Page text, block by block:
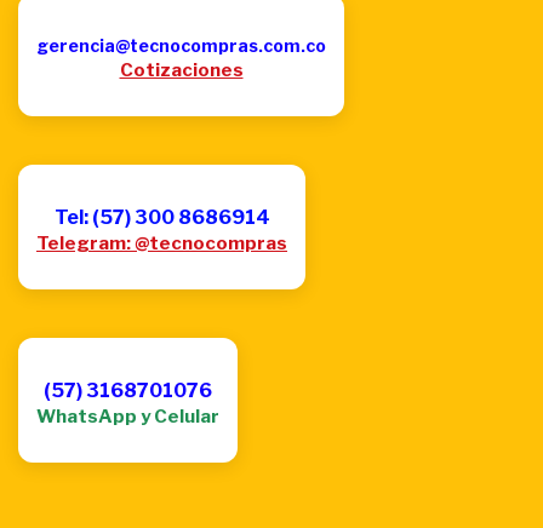
gerencia@tecnocompras.com.co
Cotizaciones
Tel: (57) 300 8686914
Telegram: @tecnocompras
(57) 3168701076
WhatsApp y Celular